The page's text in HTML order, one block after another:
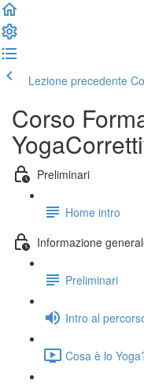
Lezione precedente
Corso
Preliminari
Home intro
Informazione
Preliminari
Intro al
Cosa è lo